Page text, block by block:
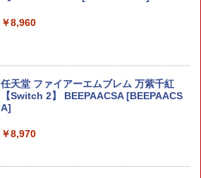
￥8,960
任天堂 ファイアーエムブレム 万紫千紅
【Switch 2】 BEEPAACSA [BEEPAACS
A]
￥8,970